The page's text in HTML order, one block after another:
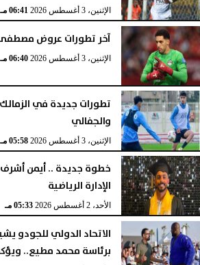
الإثنين، 3 أغسطس 2026 06:41 مـ
آخر تطورات عروض مصطفى
الإثنين، 3 أغسطس 2026 06:40 مـ
تطورات جديدة في
والجفالي
الإثنين، 3 أغسطس 2026 05:58 مـ
خطوة جديدة .. أيمن
الإدارة الرياضية
الأحد، 2 أغسطس 2026 05:33 مـ
الاتحاد الدولي للجودو
برئاسة محمد مطيع..